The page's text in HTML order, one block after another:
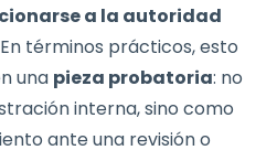
a la autoridad
términos prácticos, esto
una pieza probatoria: no
interna, sino como
ante una revisión o